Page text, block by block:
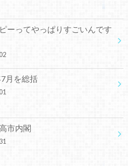
ーってやっぱりすごいんです
月を総括
市内閣